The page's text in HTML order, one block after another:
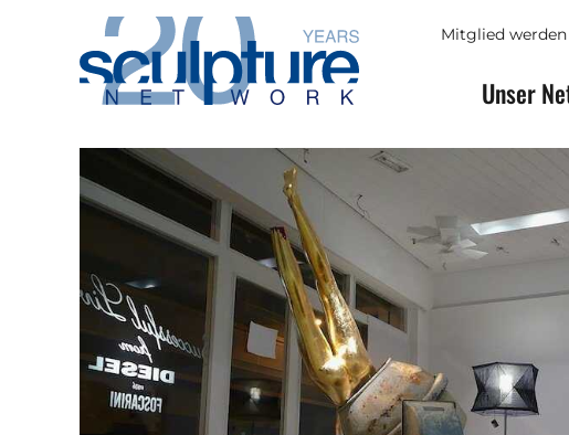
Skip to main content
Mitglied werden
Unser